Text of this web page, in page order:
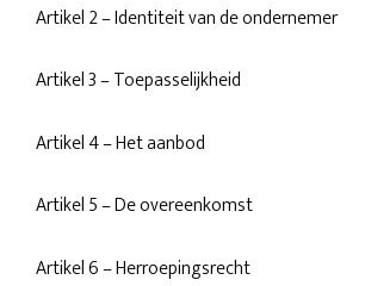
Artikel 2 – Identiteit van de ondernemer
Artikel 3 – Toepasselijkheid
Artikel 4 – Het aanbod
Artikel 5 – De overeenkomst
Artikel 6 – Herroepingsrecht